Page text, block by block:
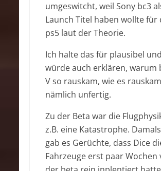
umgeswitcht, weil Sony bc3
Launch Titel haben wollte für
ps5 laut der Theorie.
Ich halte das für plausibel und
würde auch erklären, warum
V so rauskam, wie es
nämlich unfertig.
Zu der Beta war die
z.B. eine Katastrophe. Damals
gab es Gerüchte, dass Dice
Fahrzeuge erst paar Wochen